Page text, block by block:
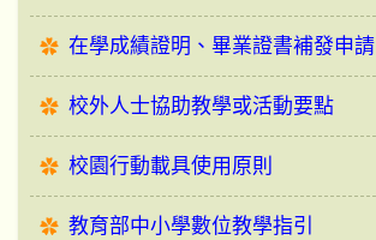
在學成績證明、畢業證書補發申請
校外人士協助教學或活動要點
校園行動載具使用原則
教育部中小學數位教學指引